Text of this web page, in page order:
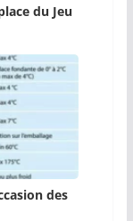
du Jeu
des